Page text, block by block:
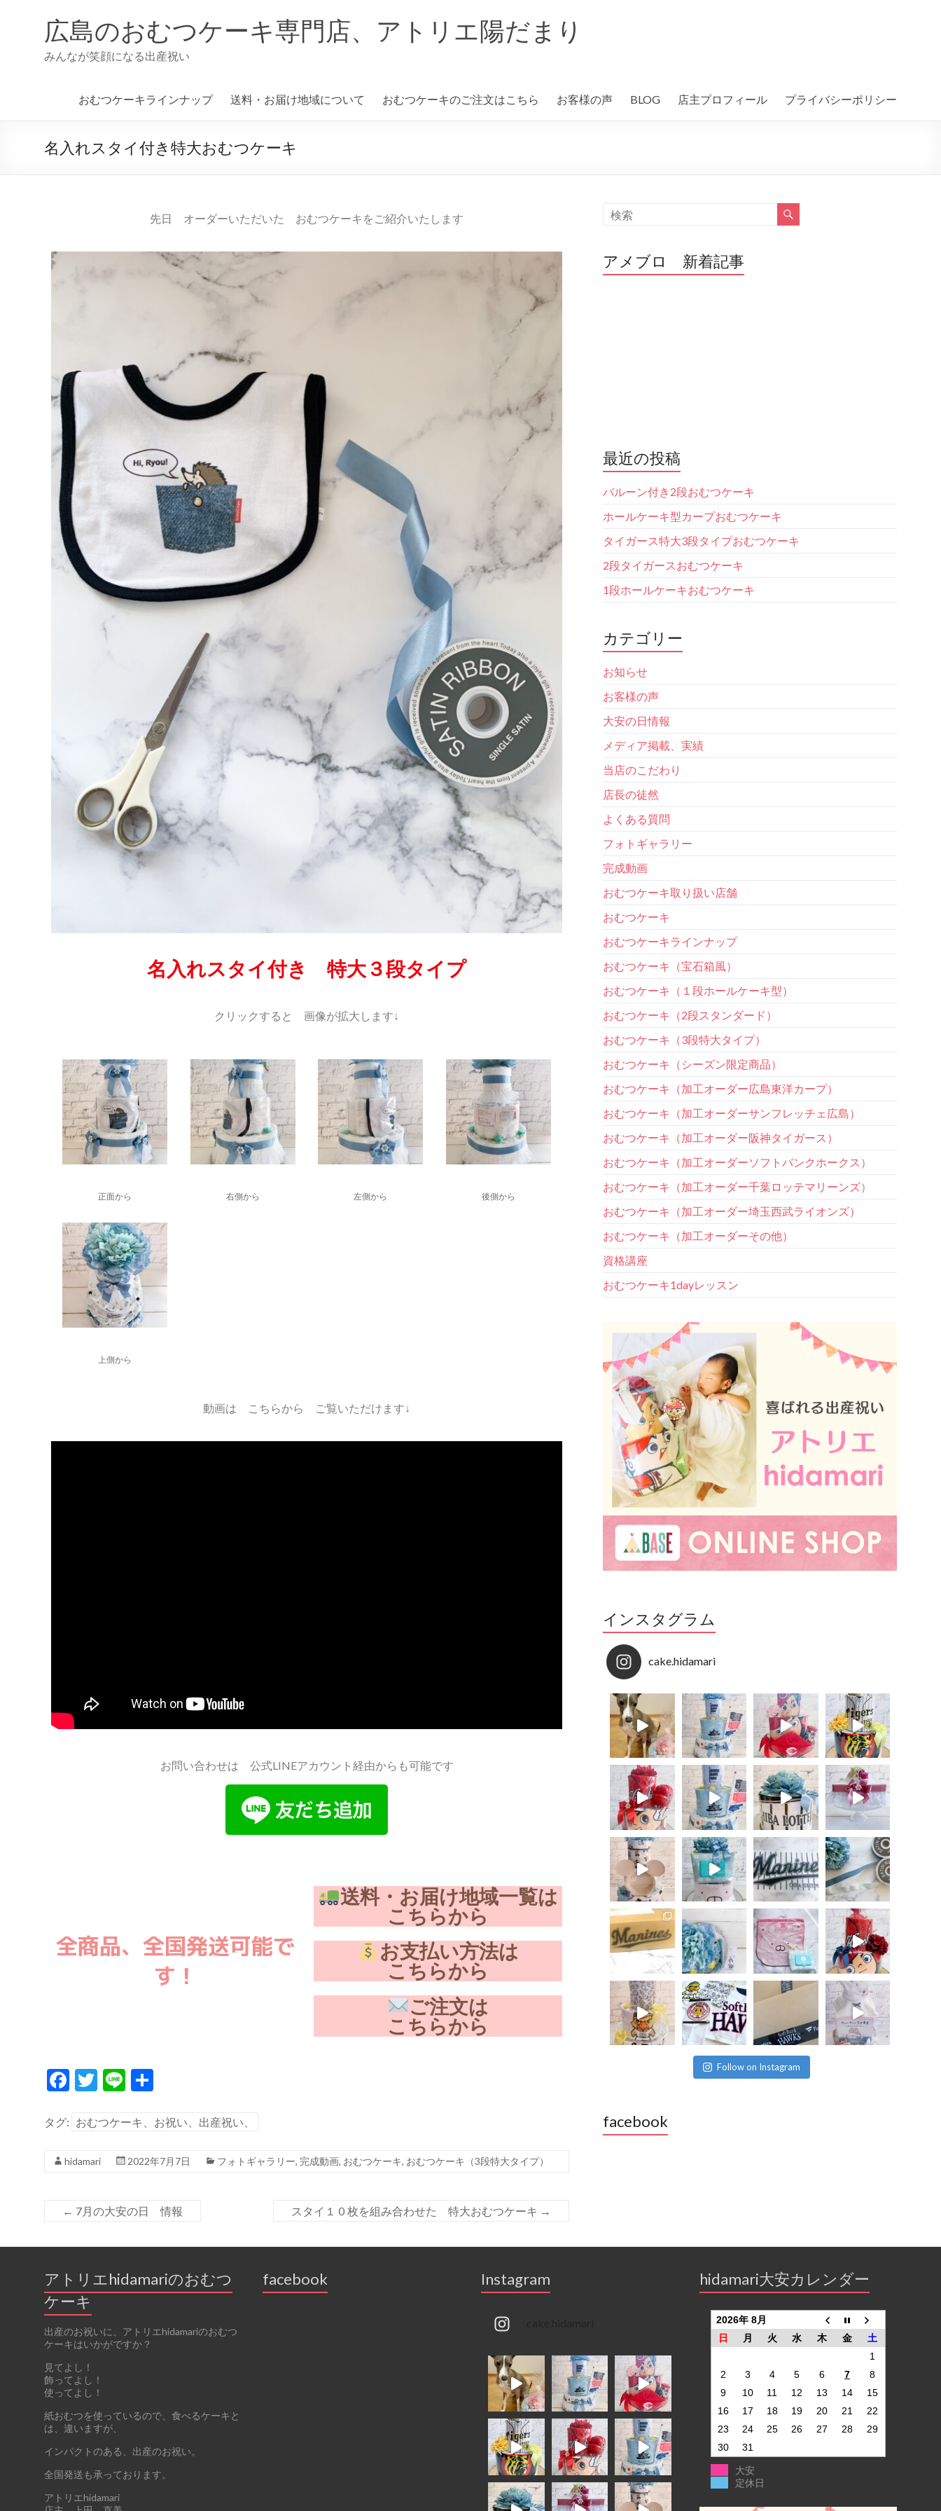
広島のおむつケーキ専門店、アトリエ陽だまり
みんなが笑顔になる出産祝い
おむつケーキラインナップ 送料・お届け地域について おむつケーキのご注文はこちら お客様の声 BLOG 店主プロフィール プライバシーポリシー
名入れスタイ付き特大おむつケーキ
先日 オーダーいただいた おむつケーキをご紹介いたします
名入れスタイ付き 特大３段タイプ
クリックすると 画像が拡大します↓
正面から 右側から 左側から 後側から
上側から
動画は こちらから ご覧いただけます↓
お問い合わせは 公式LINEアカウント経由からも可能です
全商品、全国発送可能で
す！
送料・お届け地域一覧は
こちらから
お支払い方法は
こちらから
ご注文は
こちらから
F
e
o
k
T
itt
Li
e
タグ: おむつケーキ、お祝い、出産祝い、
hidamari 2022年7月7日 フォトギャラリー, 完成動画, おむつケーキ, おむつケーキ（3段特大タイプ）
← 7月の大安の日 情報 スタイ１０枚を組み合わせた 特大おむつケーキ →
アメブロ 新着記事
最近の投稿
バルーン付き2段おむつケーキ
ホールケーキ型カープおむつケーキ
タイガース特大3段タイプおむつケーキ
2段タイガースおむつケーキ
1段ホールケーキおむつケーキ
カテゴリー
お知らせ
お客様の声
大安の日情報
メディア掲載、実績
当店のこだわり
店長の徒然
よくある質問
フォトギャラリー
完成動画
おむつケーキ取り扱い店舗
おむつケーキ
おむつケーキラインナップ
おむつケーキ（宝石箱風）
おむつケーキ（１段ホールケーキ型）
おむつケーキ（2段スタンダード）
おむつケーキ（3段特大タイプ）
おむつケーキ（シーズン限定商品）
おむつケーキ（加工オーダー広島東洋カープ）
おむつケーキ（加工オーダーサンフレッチェ広島）
おむつケーキ（加工オーダー阪神タイガース）
おむつケーキ（加工オーダーソフトバンクホークス）
おむつケーキ（加工オーダー千葉ロッテマリーンズ）
おむつケーキ（加工オーダー埼玉西武ライオンズ）
おむつケーキ（加工オーダーその他）
資格講座
おむつケーキ1dayレッスン
インスタグラム
cake.hidamari
Follow on Instagram
facebook
アトリエhidamariのおむつ
ケーキ
出産のお祝いに、アトリエhidamariのおむつ
ケーキはいかがですか？
見てよし！
飾ってよし！
使ってよし！
紙おむつを使っているので、食べるケーキと
は、違いますが、
インパクトのある、出産のお祝い。
全国発送も承っております。
アトリエhidamari
facebook Instagram hidamari大安カレンダー
2026年 8月
日
月 火 水 木 金
土
1
2
3 4 5 6 7
8
9
10 11 12 13 14
15
16
17 18 19 20 21
22
23
24 25 26 27 28
29
30
31
大安
定休日